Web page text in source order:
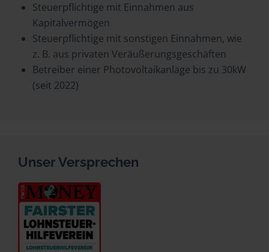
Steuerpflichtige mit Einnahmen aus
Kapitalvermögen
Steuerpflichtige mit sonstigen Einnahmen, wie
z. B. aus privaten Veräußerungsgeschäften
Betreiber einer Photovoltaikanlage bis zu 30kW
(seit 2022)
Unser Versprechen